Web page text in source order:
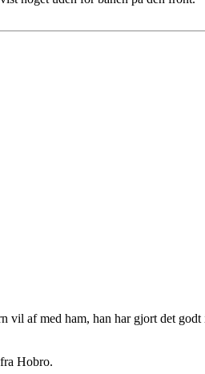
af med ham, han har gjort det
Hobro.